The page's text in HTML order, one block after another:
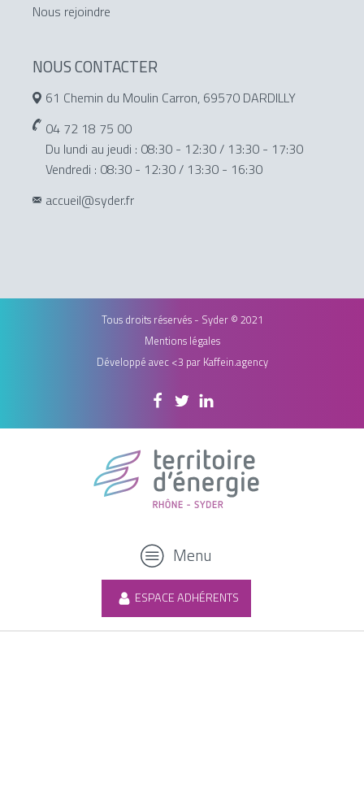
Nous rejoindre
NOUS CONTACTER
61 Chemin du Moulin Carron, 69570 DARDILLY
04 72 18 75 00
Du lundi au jeudi : 08:30 - 12:30 / 13:30 - 17:30
Vendredi : 08:30 - 12:30 / 13:30 - 16:30
accueil@syder.fr
Tous droits réservés - Syder © 2021
Mentions légales
Développé avec <3 par Kaffein.agency
Menu
ESPACE ADHÉRENTS